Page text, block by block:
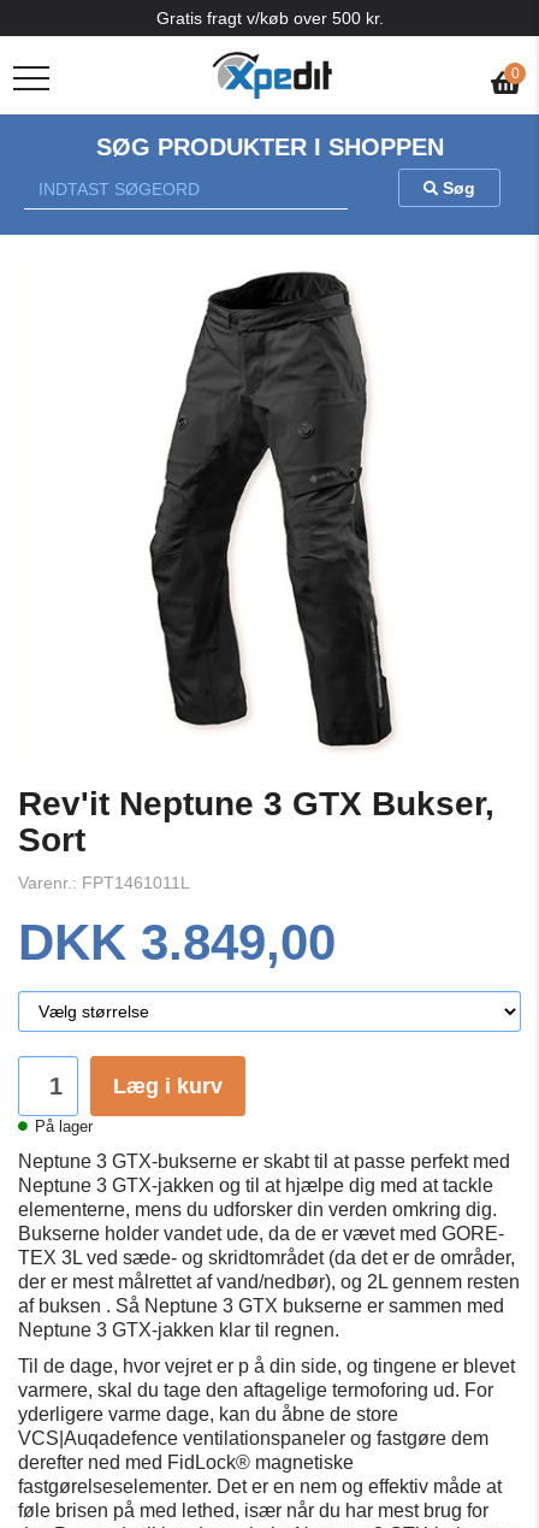
0
Gratis fragt v/køb over 500 kr.
SØG PRODUKTER I SHOPPEN
Søg
Rev'it Neptune 3 GTX Bukser,
Sort
Varenr.: FPT1461011L
DKK 3.849,00
Læg i kurv
På lager
Neptune 3 GTX-bukserne er skabt til at passe perfekt med
Neptune 3 GTX-jakken og til at hjælpe dig med at tackle
elementerne, mens du udforsker din verden omkring dig.
Bukserne holder vandet ude, da de er vævet med GORE-
TEX 3L ved sæde- og skridtområdet (da det er de områder,
der er mest målrettet af vand/nedbør), og 2L gennem resten
af ​​buksen . Så Neptune 3 GTX bukserne er sammen med
Neptune 3 GTX-jakken klar til regnen.
Til de dage, hvor vejret er p å din side, og tingene er blevet
varmere, skal du tage den aftagelige termoforing ud. For
yderligere varme dage, kan du åbne de store
VCS|Auqadefence ventilationspaneler og fastgøre dem
derefter ned med FidLock® magnetiske
fastgørelseselementer. Det er en nem og effektiv måde at
føle brisen på med lethed, især når du har mest brug for